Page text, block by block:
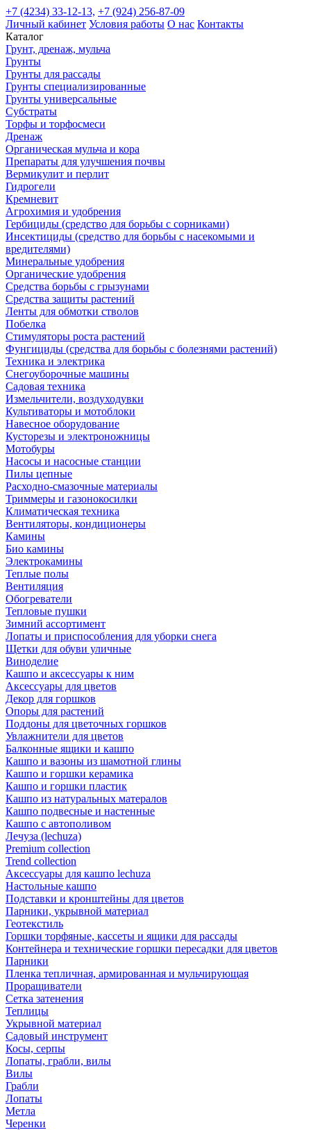
+7 (4234) 33-12-13, +7 (924) 256-87-09
Личный кабинет Условия работы О нас Контакты
Каталог
Грунт, дренаж, мульча
Грунты
Грунты для рассады
Грунты специализированные
Грунты универсальные
Субстраты
Торфы и торфосмеси
Дренаж
Органическая мульча и кора
Препараты для улучшения почвы
Вермикулит и перлит
Гидрогели
Кремневит
Агрохимия и удобрения
Гербициды (средство для борьбы с сорниками)
Инсектициды (средство для борьбы с насекомыми и
вредителями)
Минеральные удобрения
Органические удобрения
Средства борьбы с грызунами
Средства защиты растений
Ленты для обмотки стволов
Побелка
Стимуляторы роста растений
Фунгициды (средства для борьбы с болезнями растений)
Техника и электрика
Снегоуборочные машины
Садовая техника
Измельчители, воздуходувки
Культиваторы и мотоблоки
Навесное оборудование
Кусторезы и электроножницы
Мотобуры
Насосы и насосные станции
Пилы цепные
Расходно-смазочные материалы
Триммеры и газонокосилки
Климатическая техника
Вентиляторы, кондиционеры
Камины
Био камины
Электрокамины
Теплые полы
Вентиляция
Обогреватели
Тепловые пушки
Зимний ассортимент
Лопаты и приспособления для уборки снега
Щетки для обуви уличные
Виноделие
Кашпо и аксессуары к ним
Аксессуары для цветов
Декор для горшков
Опоры для растений
Поддоны для цветочных горшков
Увлажнители для цветов
Балконные ящики и кашпо
Кашпо и вазоны из шамотной глины
Кашпо и горшки керамика
Кашпо и горшки пластик
Кашпо из натуральных матералов
Кашпо подвесные и настенные
Кашпо с автополивом
Лечуза (lechuza)
Premium collection
Trend collection
Аксессуары для кашпо lechuza
Настольные кашпо
Подставки и кронштейны для цветов
Парники, укрывной материал
Геотекстиль
Горшки торфяные, кассеты и ящики для рассады
Контейнера и технические горшки пересадки для цветов
Парники
Пленка тепличная, армированная и мульчирующая
Проращиватели
Сетка затенения
Теплицы
Укрывной материал
Садовый инструмент
Косы, серпы
Лопаты, грабли, вилы
Вилы
Грабли
Лопаты
Метла
Черенки